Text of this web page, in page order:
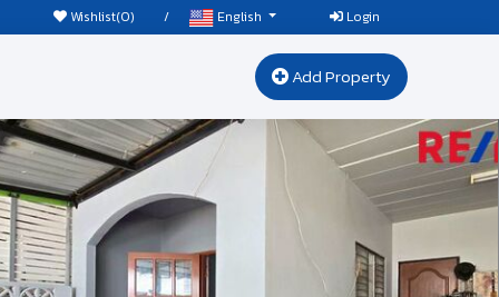
Wishlist(0) / English Login
Add Property